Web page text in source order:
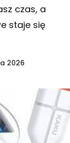
czas, a
staje się
2026